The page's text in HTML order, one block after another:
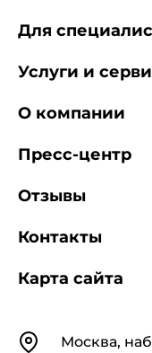
КонтактыМосква,
Для
Услуги и
О компании
Пресс-центр
Отзывы
Контакты
Карта сайта